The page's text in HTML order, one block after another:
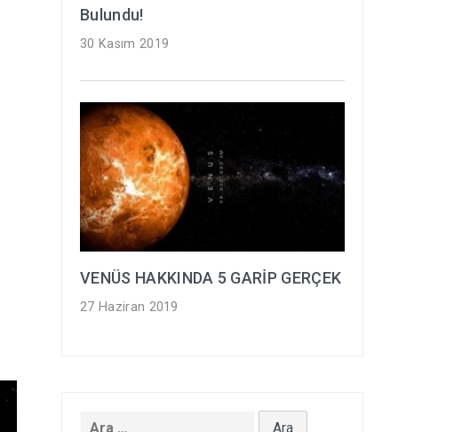
Bulundu!
30 Kasım 2019
VENÜS HAKKINDA 5 GARİP GERÇEK
27 Haziran 2019
Arama: